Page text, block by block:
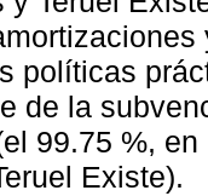
políticas
de la
99.75 %,
Existe).